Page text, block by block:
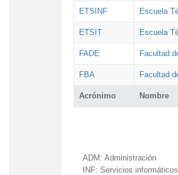
Acrónimo Nombre
ETSINF Escuela
ETSIT Escuela
FADE Facultad
FBA Facultad
ADM: Administración
INF: Servicios informáticos